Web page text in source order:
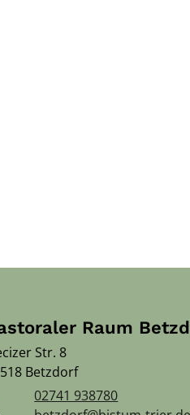
Raum
Str. 8
Betzdorf
02741 938780